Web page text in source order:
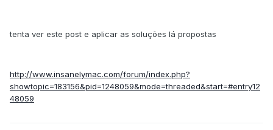
tenta ver este post e aplicar as soluções lá propostas
http://www.insanelymac.com/forum/index.php?
showtopic=183156&pid=1248059&mode=threaded&start=#entry12
48059